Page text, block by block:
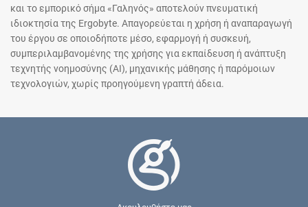
και το εμπορικό σήμα «Γαληνός» αποτελούν πνευματική
ιδιοκτησία της Ergobyte. Απαγορεύεται η χρήση ή αναπαραγωγή
του έργου σε οποιοδήποτε μέσο, εφαρμογή ή συσκευή,
συμπεριλαμβανομένης της χρήσης για εκπαίδευση ή ανάπτυξη
τεχνητής νοημοσύνης (AI), μηχανικής μάθησης ή παρόμοιων
τεχνολογιών, χωρίς προηγούμενη γραπτή άδεια.